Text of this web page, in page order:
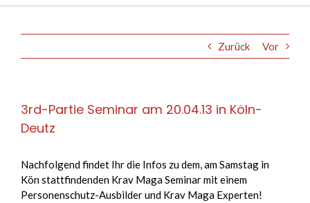
Zurück Vor
3rd-Partie Seminar am 20.04.13 in Köln-
Deutz
Nachfolgend findet Ihr die Infos zu dem, am Samstag in
Kön stattfindenden Krav Maga Seminar mit einem
Personenschutz-Ausbilder und Krav Maga Experten!